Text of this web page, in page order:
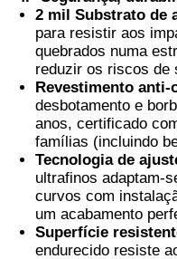
2 mil Substrato de
para resistir aos
quebrados numa
reduzir os riscos de
Revestimento anti-
desbotamento e
anos, certificado
famílias (incluindo
Tecnologia de
ultrafinos adaptam-
curvos com
um acabamento
Superfície
endurecido resiste